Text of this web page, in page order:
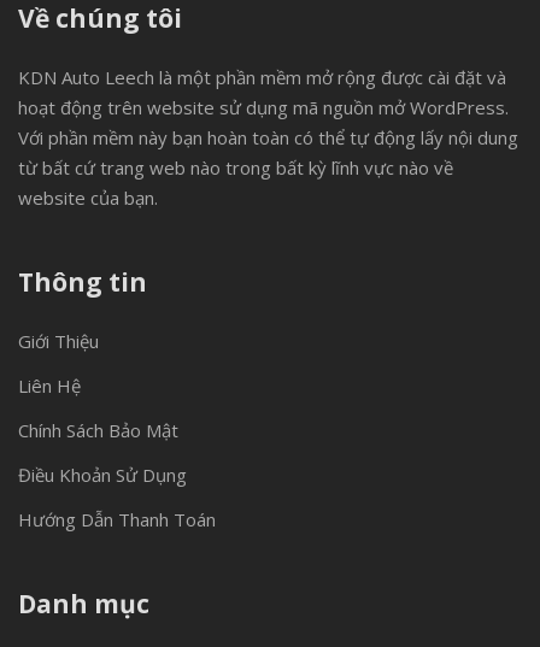
Về chúng tôi
KDN Auto Leech là một phần mềm mở rộng được cài đặt và
hoạt động trên website sử dụng mã nguồn mở WordPress.
Với phần mềm này bạn hoàn toàn có thể tự động lấy nội dung
từ bất cứ trang web nào trong bất kỳ lĩnh vực nào về
website của bạn.
Thông tin
Giới Thiệu
Liên Hệ
Chính Sách Bảo Mật
Điều Khoản Sử Dụng
Hướng Dẫn Thanh Toán
Danh mục